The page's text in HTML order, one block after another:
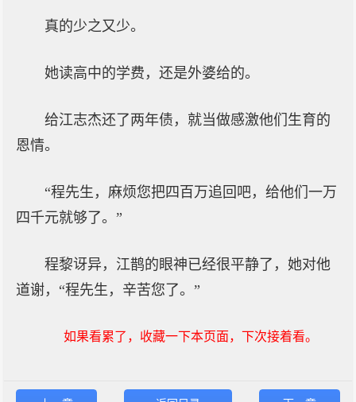
真的少之又少。
她读高中的学费，还是外婆给的。
给江志杰还了两年债，就当做感激他们生育的
恩情。
“程先生，麻烦您把四百万追回吧，给他们一万
四千元就够了。”
程黎讶异，江鹊的眼神已经很平静了，她对他
道谢，“程先生，辛苦您了。”
如果看累了，收藏一下本页面，下次接着看。